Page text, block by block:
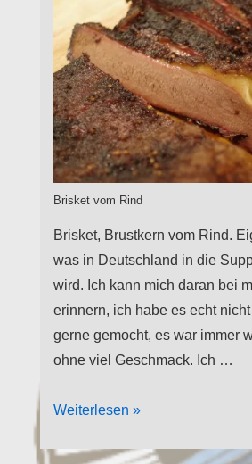
Brisket vom Rind
Brisket, Brustkern vom Rind.
was in Deutschland in die
wird. Ich kann mich daran bei
erinnern, ich habe es echt
gerne gemocht, es war immer
ohne viel Geschmack. Ich …
Brisket
Weiterlesen »